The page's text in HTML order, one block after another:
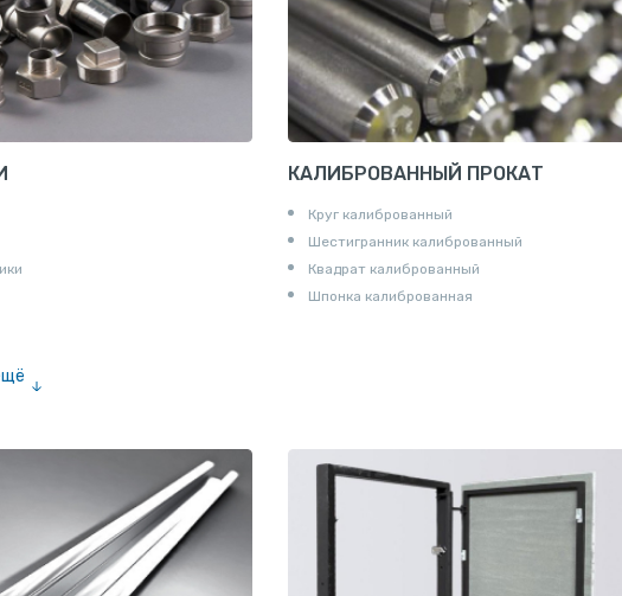
для труб
КАЛИБРОВАННЫЙ ПРОКАТ
Круг калиброванный
Шестигранник калиброванный
Квадрат калиброванный
Шпонка калиброванная